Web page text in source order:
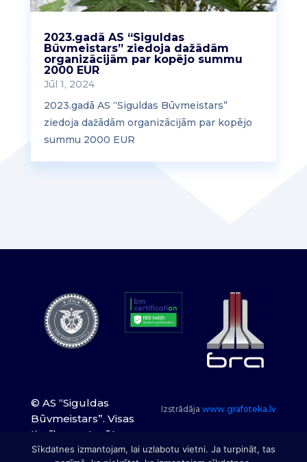
2023.gadā AS “Siguldas
Būvmeistars” ziedoja dažādām
organizācijām par kopējo summu
2000 EUR
Jūl 1, 2024
2023.gadā AS “Siguldas Būvmeistars”
ziedoja dažādām organizācijām par kopējo
summu 2000 EUR
© AS “Siguldas
Būvmeistars”. Visas
tiesības paturētas.
Izstrādājawww.grafoteka.lv
Sīkdatnes izmantojam, lai uzlabotu vietni. Ja turpināt, tas